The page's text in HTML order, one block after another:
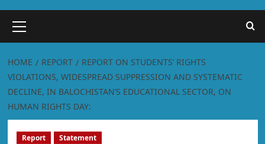
HOME REPORT
REPORT ON STUDENTS’ RIGHTS
VIOLATIONS, WIDESPREAD SUPPRESSION AND SYSTEMATIC
DECLINE, IN BALOCHISTAN’S EDUCATIONAL SECTOR, ON
HUMAN RIGHTS DAY:
Report Statement